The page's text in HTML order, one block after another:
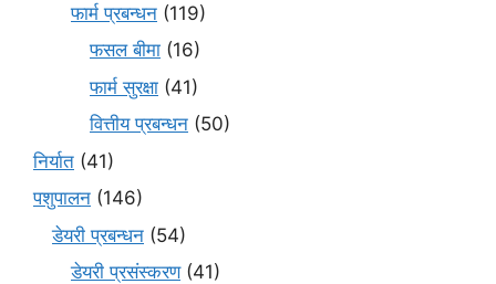
फार्म प्रबन्धन (119)
फसल बीमा (16)
फार्म सुरक्षा (41)
वित्तीय प्रबन्धन (50)
निर्यात (41)
पशुपालन (146)
डेयरी प्रबन्धन (54)
डेयरी प्रसंस्करण(41)